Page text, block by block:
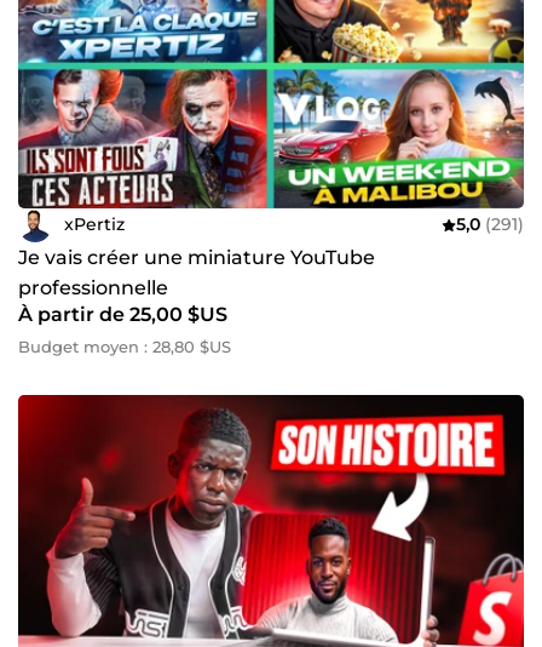
xPertiz 5,0 (291)
Je vais créer une miniature YouTube
professionnelle
À partir de 25,00 $US
Budget moyen : 28,80 $US